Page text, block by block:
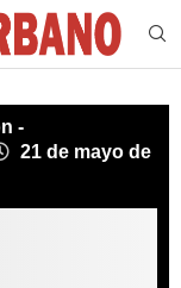
-
21 de mayo de